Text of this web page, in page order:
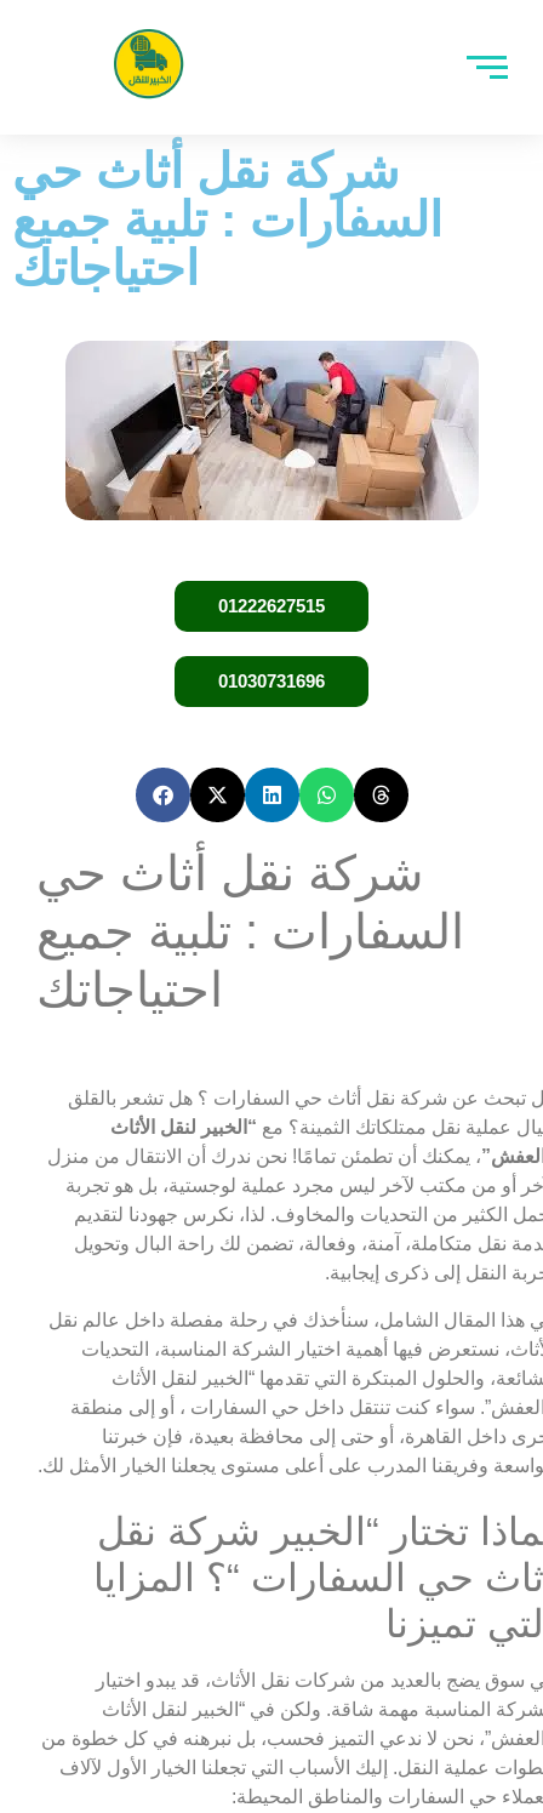
شركة نقل أثاث حي
السفارات : تلبية جميع
احتياجاتك
01222627515
01030731696
شركة نقل أثاث حي
السفارات : تلبية جميع
احتياجاتك
تبحث عن شركة نقل أثاث حي السفارات ؟ هل تشعر بالقلق
عملية نقل ممتلكاتك الثمينة؟ مع “الخبير لنقل الأثاث
، يمكنك أن تطمئن تمامًا! نحن ندرك أن الانتقال من منزل
أو من مكتب لآخر ليس مجرد عملية لوجستية، بل هو تجربة
الكثير من التحديات والمخاوف. لذا، نكرس جهودنا لتقديم
نقل متكاملة، آمنة، وفعالة، تضمن لك راحة البال وتحويل
النقل إلى ذكرى إيجابية.
هذا المقال الشامل، سنأخذك في رحلة مفصلة داخل عالم نقل
نستعرض فيها أهمية اختيار الشركة المناسبة، التحديات
والحلول المبتكرة التي تقدمها “الخبير لنقل الأثاث
سواء كنت تنتقل داخل حي السفارات ، أو إلى منطقة
داخل القاهرة، أو حتى إلى محافظة بعيدة، فإن خبرتنا
وفريقنا المدرب على أعلى مستوى يجعلنا الخيار الأمثل لك.
تختار “الخبير شركة نقل
حي السفارات “؟ المزايا
تميزنا
سوق يضج بالعديد من شركات نقل الأثاث، قد يبدو اختيار
المناسبة مهمة شاقة. ولكن في “الخبير لنقل الأثاث
نحن لا ندعي التميز فحسب، بل نبرهنه في كل خطوة من
عملية النقل. إليك الأسباب التي تجعلنا الخيار الأول لآلاف
حي السفارات والمناطق المحيطة: